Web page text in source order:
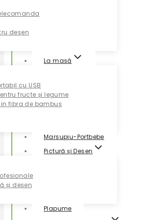
desen
La masă
cu USB
fructe și legume
fibra de bambus
Marsupiu-Portbebe
Pictură și Desen
și desen
Plapume